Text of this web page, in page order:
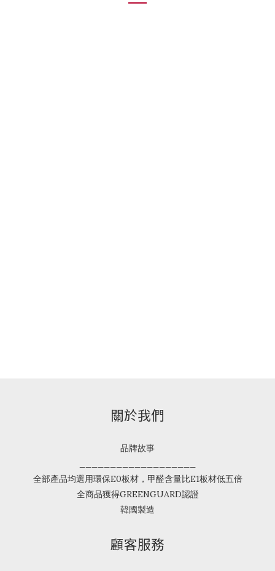
關於我們
品牌故事
全部產品均選用環保E0板材，甲醛含量比E1板材低五倍
全商品獲得GREENGUARD認證
韓國製造
顧客服務